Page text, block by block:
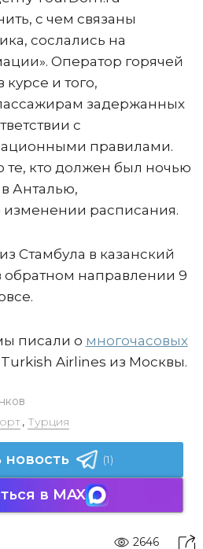
с чем связаны
сослались на
Оператор горячей
и того,
задержанных
с
правилами.
те, кто должен был ночью
Анталью,
расписания.
Стамбула в казанский
обратном направлении 9
писали о многочасовых
Airlines из Москвы.
, Турция
новость (1)
в MAX
2646